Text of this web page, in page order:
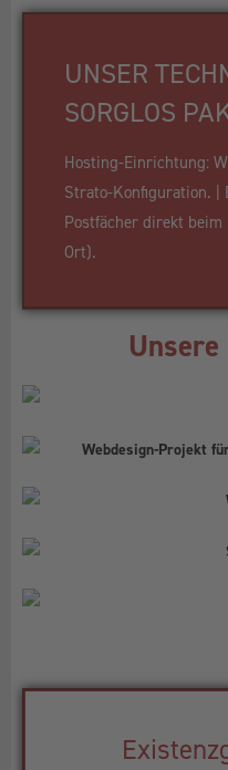
UNSER
SORGLOS
Hosting-Einrichtung:
Strato-Konfiguration. |
Postfächer direkt beim
Ort).
Unsere